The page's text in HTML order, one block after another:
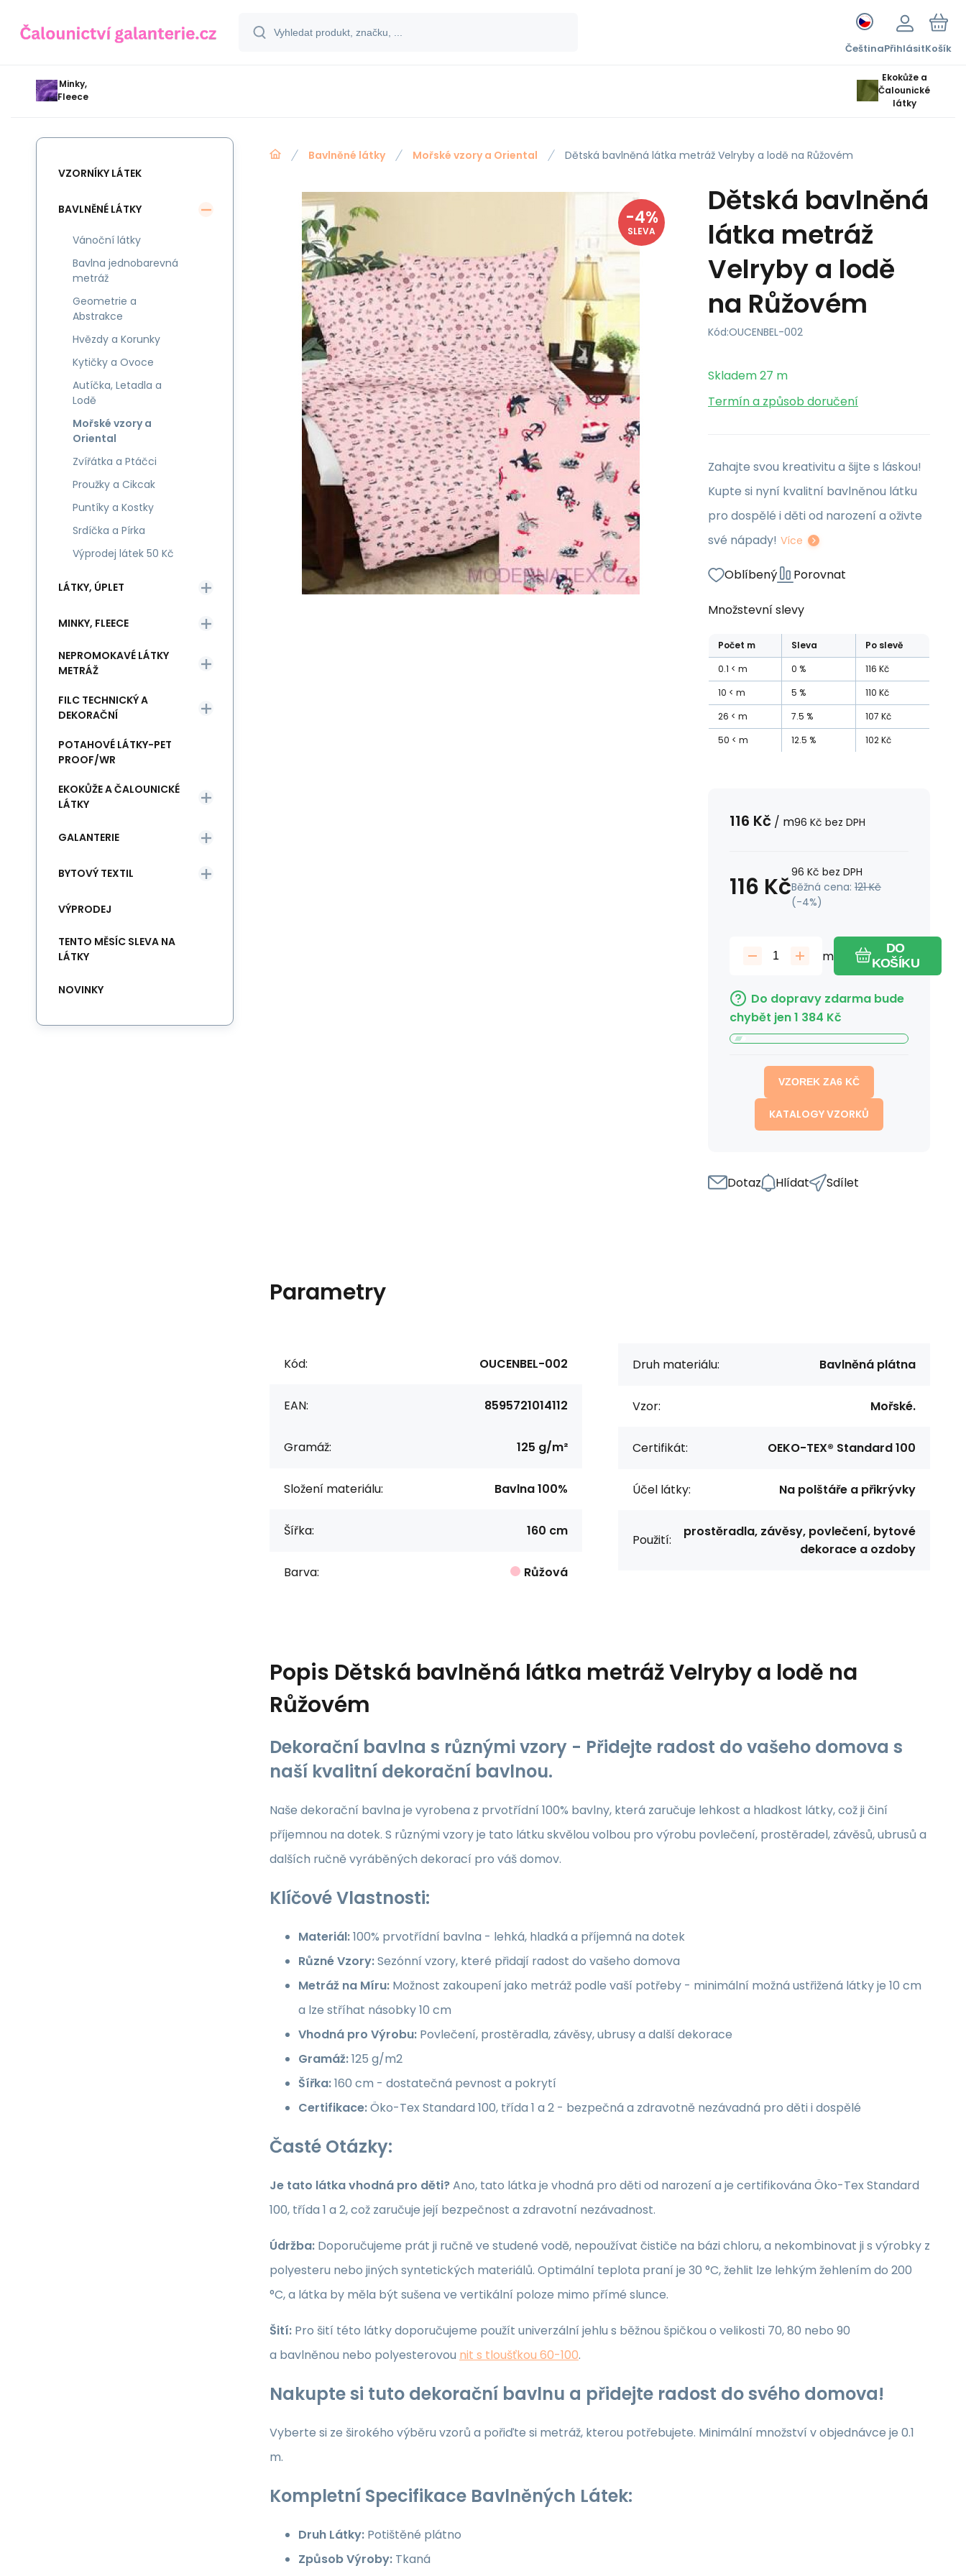
ČeštinaPřihlásitKošík
Minky,
Fleece
Ekokůže a
Čalounické
látky
Bavlněné látky Mořské vzory a Oriental Dětská bavlněná látka metráž Velryby a lodě na Růžovém
-4%
SLEVA
Dětská bavlněná
látka metráž
Velryby a lodě
na Růžovém
Kód:OUCENBEL-002
Skladem27 m
Termín a způsob doručení
Zahajte svou kreativitu a šijte s láskou!
Kupte si nyní kvalitní bavlněnou látku
pro dospělé i děti od narození a oživte
své nápady! Více
Oblíbený Porovnat
Množstevní slevy
Počet m Sleva
Po slevě
0.1
m 0 % 116 Kč
10
m 5 % 110 Kč
26
m 7.5 % 107 Kč
50
m 12.5 % 102Kč
116 Kč / m96 Kč bez DPH
116 Kč96 Kč bez DPH
Běžná cena: 121 Kč
(-4%)
m
DO
KOŠÍKU
Do dopravy zdarma bude
chybět jen1 384 Kč
VZOREK ZA6 KČ
KATALOGY VZORKŮ
Dotaz Hlídat Sdílet
Parametry
Kód: OUCENBEL-002
EAN: 8595721014112
Gramáž: 125 g/m²
Složení materiálu: Bavlna 100%
Šířka: 160 cm
Barva: Růžová
Druh materiálu: Bavlněná plátna
Vzor: Mořské.
Certifikát: OEKO-TEX® Standard 100
Účel látky: Na polštáře a přikrývky
Použití:
prostěradla, závěsy, povlečení, bytové
dekorace a ozdoby
Popis Dětská bavlněná látka metráž Velryby a lodě na
Růžovém
Dekorační bavlna s různými vzory - Přidejte radost do vašeho domova s
naší kvalitní dekorační bavlnou.
Naše dekorační bavlna je vyrobena z prvotřídní 100% bavlny, která zaručuje lehkost a hladkost látky, což ji činí
příjemnou na dotek. S různými vzory je tato látku skvělou volbou pro výrobu povlečení, prostěradel, závěsů, ubrusů a
dalších ručně vyráběných dekorací pro váš domov.
Klíčové Vlastnosti:
Materiál:100% prvotřídní bavlna - lehká, hladká a příjemná na dotek
Různé Vzory:Sezónní vzory, které přidají radost do vašeho domova
Metráž na Míru: Možnost zakoupení jako metráž podle vaší potřeby - minimální možná ustřižená látky je 10 cm
a lze stříhat násobky 10 cm
Vhodná pro Výrobu: Povlečení, prostěradla, závěsy, ubrusy a další dekorace
Gramáž:125 g/m2
Šířka:160 cm - dostatečná pevnost a pokrytí
Certifikace:Öko-Tex Standard 100, třída 1 a 2 - bezpečná a zdravotně nezávadná pro děti i dospělé
Časté Otázky:
Je tato látka vhodná pro děti?Ano, tato látka je vhodná pro děti od narození a je certifikována Öko-Tex Standard
100, třída 1 a 2, což zaručuje její bezpečnost a zdravotní nezávadnost.
Údržba: Doporučujeme prát ji ručně ve studené vodě, nepoužívat čističe na bázi chloru, a nekombinovat ji s výrobky z
polyesteru nebo jiných syntetických materiálů. Optimální teplota praní je 30 °C, žehlit lze lehkým žehlením do 200
°C, a látka by měla být sušena ve vertikální poloze mimo přímé slunce.
Šití: Pro šití této látky doporučujeme použít univerzální jehlu s běžnou špičkou o velikosti 70, 80 nebo 90
a bavlněnou nebo polyesterovou nit s tloušťkou 60-100.
Nakupte si tuto dekorační bavlnu a přidejte radost do svého domova!
Vyberte si ze širokého výběru vzorů a pořiďte si metráž, kterou potřebujete. Minimální množství v objednávce je 0.1
m.
Kompletní Specifikace Bavlněných Látek:
Druh Látky: Potištěné plátno
Způsob Výroby: Tkaná
VZORNÍKY LÁTEK
BAVLNĚNÉ LÁTKY
Vánoční látky
Bavlna jednobarevná
metráž
Geometrie a
Abstrakce
Hvězdy a Korunky
Kytičky a Ovoce
Autíčka, Letadla a
Lodě
Mořské vzory a
Oriental
Zvířátka a Ptáčci
Proužky a Cikcak
Puntíky a Kostky
Srdíčka a Pírka
Výprodej látek 50 Kč
LÁTKY, ÚPLET
MINKY, FLEECE
NEPROMOKAVÉ LÁTKY
METRÁŽ
FILC TECHNICKÝ A
DEKORAČNÍ
POTAHOVÉ LÁTKY-PET
PROOF/WR
EKOKŮŽE A ČALOUNICKÉ
LÁTKY
GALANTERIE
BYTOVÝ TEXTIL
VÝPRODEJ
TENTO MĚSÍC SLEVA NA
LÁTKY
NOVINKY